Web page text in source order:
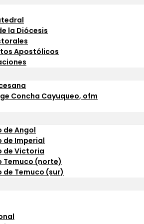
la Diócesis
Apostólicos
Concha Cayuqueo, ofm
de Angol
de Imperial
de Victoria
Temuco (norte)
de Temuco (sur)